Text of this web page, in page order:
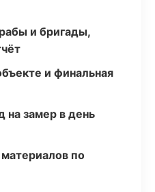
и бригады,
и финальная
на замер в день
по